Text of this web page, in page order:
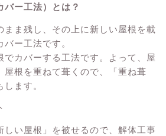
バー工法）とは？
まま残し、その上に新しい屋根を載
ー工法です。
でカバーする工法です。よって、屋
屋根を重ねて葺くので、「重ね葺
ます。
しい屋根」を被せるので、解体工事